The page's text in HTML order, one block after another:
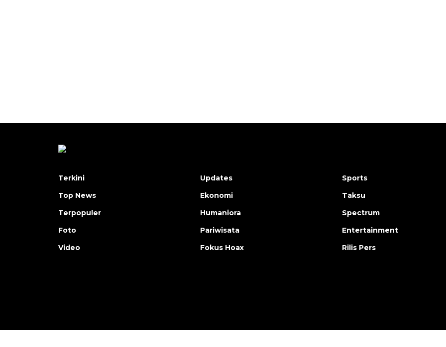
Terkini
Top News
Terpopuler
Foto
Video
Updates
Ekonomi
Humaniora
Pariwisata
Fokus Hoax
Sports
Taksu
Spectrum
Entertainment
Rilis Pers